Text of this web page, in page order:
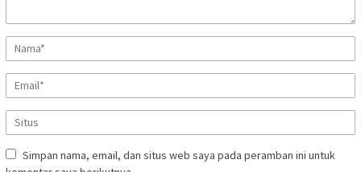
Simpan nama, email, dan situs web saya pada peramban ini untuk